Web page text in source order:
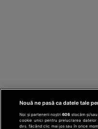
Nouă ne pasă ca datele tale
Noi și partenerii noștri606 stocăm și/
cookie unici pentru prelucrarea
dvs. făcând clic mai jos sau în orice